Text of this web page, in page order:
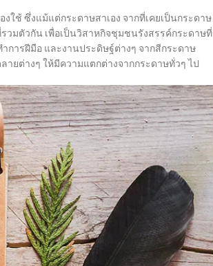
ช้ ซึ่งแม้แต่กระดาษสาเอง จากที่เคยเป็นกระดาษ
มตัวกัน เพื่อเป็นวิสาหกิจชุมชนรังสรรค์กระดาษที่
ารฝีมือ และงานประดิษฐ์ต่างๆ จากสีกระดาษ
ายต่างๆ ให้มีความแตกต่างจากกระดาษทั่วๆ ไป